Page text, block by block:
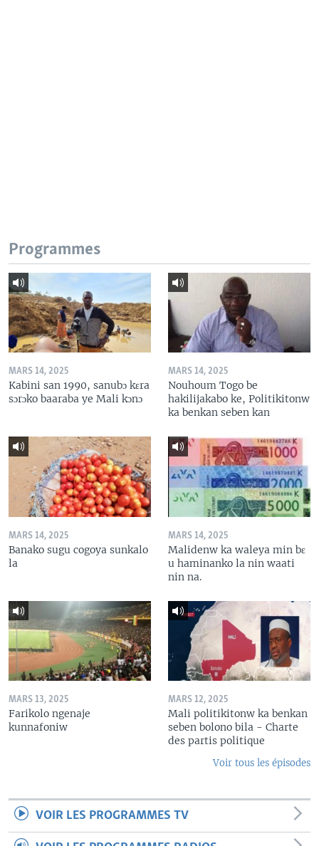
Programmes
MARS 14, 2025
Kabini san 1990, sanubɔ kɛra
sɔrɔko baaraba ye Mali kɔnɔ
MARS 14, 2025
Nouhoum Togo be
hakilijakabo ke, Politikitonw
ka benkan seben kan
MARS 14, 2025
Banako sugu cogoya sunkalo
la
MARS 14, 2025
Malidenw ka waleya min bɛ
u haminanko la nin waati
nin na.
MARS 13, 2025
Farikolo ngenaje
kunnafoniw
MARS 12, 2025
Mali politikitonw ka benkan
seben bolono bila - Charte
des partis politique
Voir tous les épisodes
VOIR LES PROGRAMMES TV